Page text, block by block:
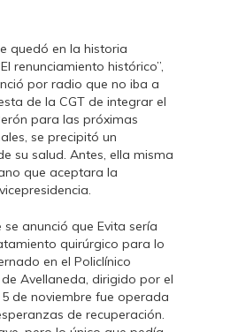
quedó en la historia
renunciamiento histórico”,
por radio que no iba a
de la CGT de integrar el
para las próximas
se precipitó un
su salud. Antes, ella misma
que aceptara la
se anunció que Evita sería
quirúrgico para lo
en el Policlínico
Avellaneda, dirigido por el
5 de noviembre fue operada
de recuperación.